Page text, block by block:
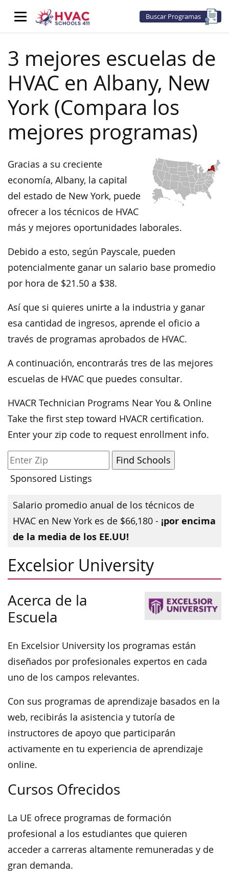
Buscar Programas
3 mejores escuelas de
HVAC en Albany, New
York (Compara los
mejores programas)
Gracias a su creciente
economía, Albany, la capital
del estado de New York, puede
ofrecer a los técnicos de HVAC
más y mejores oportunidades laborales.
Debido a esto, según Payscale, pueden
potencialmente ganar un salario base promedio
por hora de $21.50 a $38.
Así que si quieres unirte a la industria y ganar
esa cantidad de ingresos, aprende el oficio a
través de programas aprobados de HVAC.
A continuación, encontrarás tres de las mejores
escuelas de HVAC que puedes consultar.
HVACR Technician Programs Near You & Online
Take the first step toward HVACR certification.
Enter your zip code to request enrollment info.
Sponsored Listings
Salario promedio anual de los técnicos de
HVAC en New York es de $66,180 - ¡por encima
de la media de los EE.UU!
Excelsior University
Acerca de la
Escuela
En Excelsior University los programas están
diseñados por profesionales expertos en cada
uno de los campos relevantes.
Con sus programas de aprendizaje basados en la
web, recibirás la asistencia y tutoría de
instructores de apoyo que participarán
activamente en tu experiencia de aprendizaje
online.
Cursos Ofrecidos
La UE ofrece programas de formación
profesional a los estudiantes que quieren
acceder a carreras altamente remuneradas y de
gran demanda.